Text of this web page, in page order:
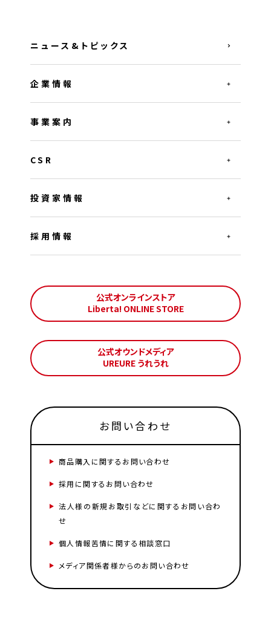
ニュース&トピックス
企業情報
事業案内
CSR
投資家情報
採用情報
公式オンラインストア
Liberta! ONLINE STORE
公式オウンドメディア
UREURE うれうれ
お問い合わせ
商品購入に関するお問い合わせ
採用に関するお問い合わせ
法人様の新規お取引などに関するお問い合わ
せ
個人情報苦情に関する相談窓口
メディア関係者様からのお問い合わせ